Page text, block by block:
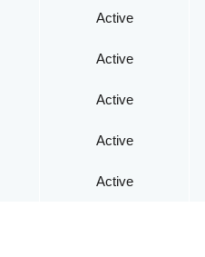
Active
Active
Active
Active
Active